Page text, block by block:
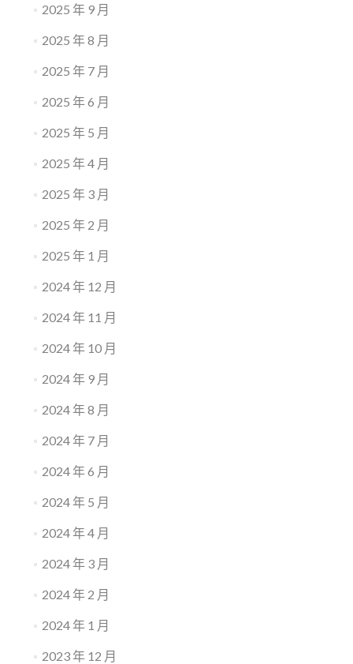
2025 年 9 月
2025 年 8 月
2025 年 7 月
2025 年 6 月
2025 年 5 月
2025 年 4 月
2025 年 3 月
2025 年 2 月
2025 年 1 月
2024 年 12 月
2024 年 11 月
2024 年 10 月
2024 年 9 月
2024 年 8 月
2024 年 7 月
2024 年 6 月
2024 年 5 月
2024 年 4 月
2024 年 3 月
2024 年 2 月
2024 年 1 月
2023 年 12 月